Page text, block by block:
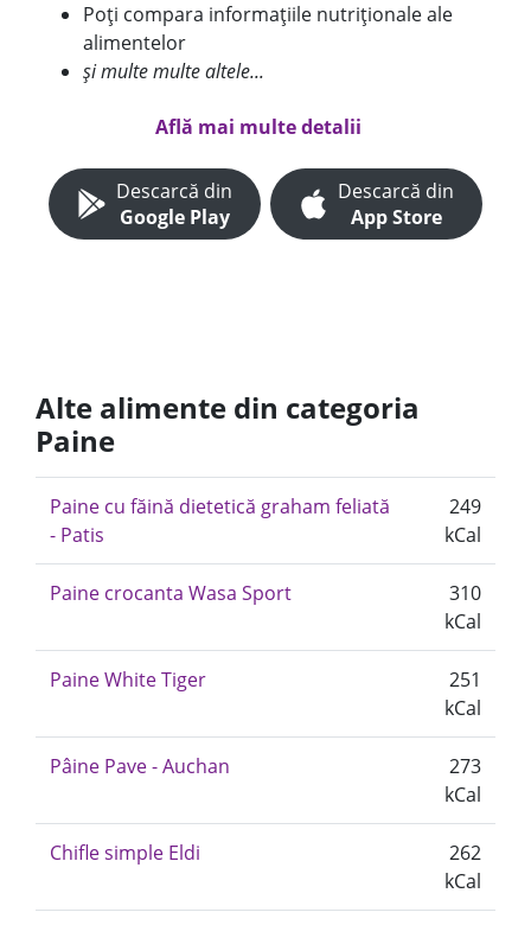
Poți compara informațiile nutriționale ale
alimentelor
și multe multe altele...
Află mai multe detalii
Descarcă din
Google Play
Descarcă din
App Store
Alte alimente din categoria
Paine
Paine cu făină dietetică graham feliată
- Patis
249
kCal
Paine crocanta Wasa Sport
310
kCal
Paine White Tiger
251
kCal
Pâine Pave - Auchan
273
kCal
Chifle simple Eldi
262
kCal